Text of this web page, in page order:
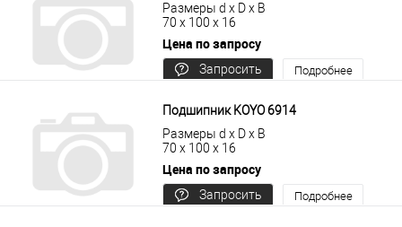
Размеры d x D x B
70 x 100 x 16
Цена по запросу
Запросить
Подробнее
Подшипник KOYO 6914
Размеры d x D x B
70 x 100 x 16
Цена по запросу
Запросить
Подробнее